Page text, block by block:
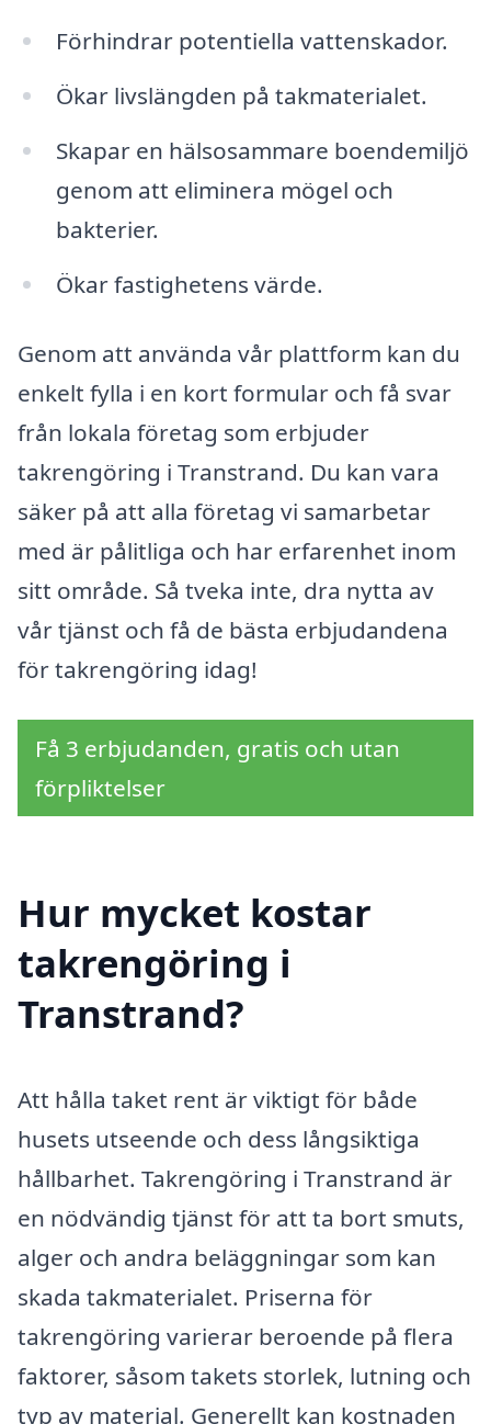
Förhindrar potentiella vattenskador.
Ökar livslängden på takmaterialet.
Skapar en hälsosammare boendemiljö
genom att eliminera mögel och
bakterier.
Ökar fastighetens värde.
Genom att använda vår plattform kan du
enkelt fylla i en kort formular och få svar
från lokala företag som erbjuder
takrengöring i Transtrand. Du kan vara
säker på att alla företag vi samarbetar
med är pålitliga och har erfarenhet inom
sitt område. Så tveka inte, dra nytta av
vår tjänst och få de bästa erbjudandena
för takrengöring idag!
Få 3 erbjudanden, gratis och utan
förpliktelser
Hur mycket kostar
takrengöring i
Transtrand?
Att hålla taket rent är viktigt för både
husets utseende och dess långsiktiga
hållbarhet. Takrengöring i Transtrand är
en nödvändig tjänst för att ta bort smuts,
alger och andra beläggningar som kan
skada takmaterialet. Priserna för
takrengöring varierar beroende på flera
faktorer, såsom takets storlek, lutning och
typ av material. Generellt kan kostnaden